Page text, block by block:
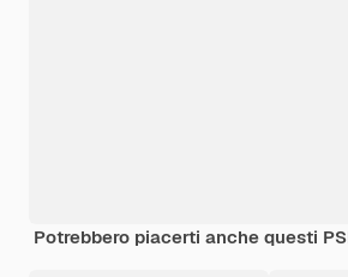
Potrebbero piacerti anche questi